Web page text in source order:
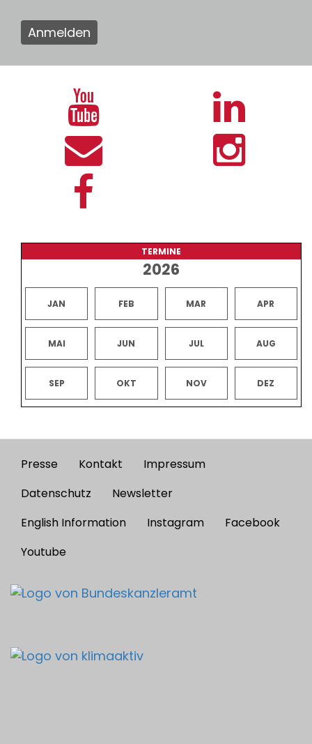
Anmelden
TERMINE
2026
JAN FEB MAR APR
MAI JUN JUL AUG
SEP OKT NOV DEZ
Footer
menu
Presse Kontakt
Impressum
Datenschutz
Newsletter
English Information
Instagram
Facebook
Youtube